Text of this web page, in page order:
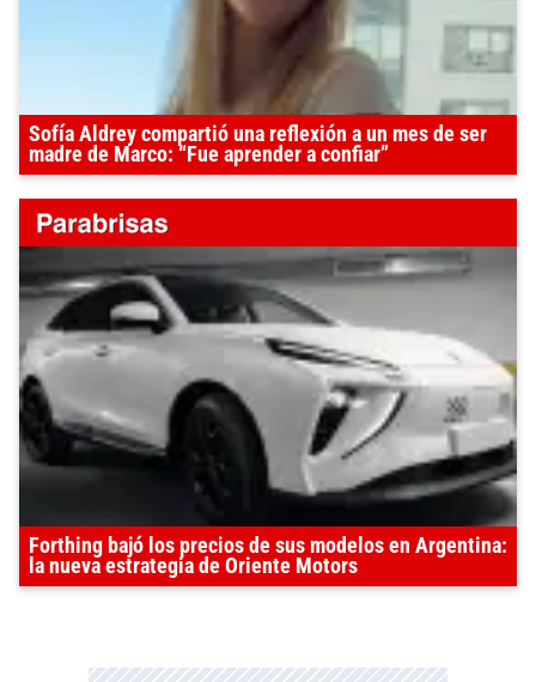
Sofía Aldrey compartió una reflexión a un mes de ser
madre de Marco: “Fue aprender a confiar”
Forthing bajó los precios de sus modelos en Argentina:
la nueva estrategia de Oriente Motors